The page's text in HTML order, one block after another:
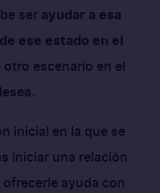
ser ayudar a esa
ese estado en el
otro escenario en el
inicial en la que se
iniciar una relación
ayuda con